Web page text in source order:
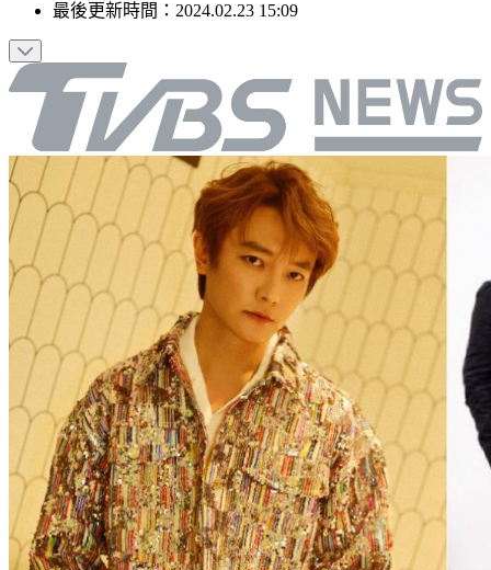
最後更新時間： 2024.02.23 15:09